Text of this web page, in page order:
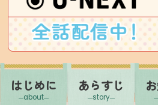
はじめに
about
あらすじ
story